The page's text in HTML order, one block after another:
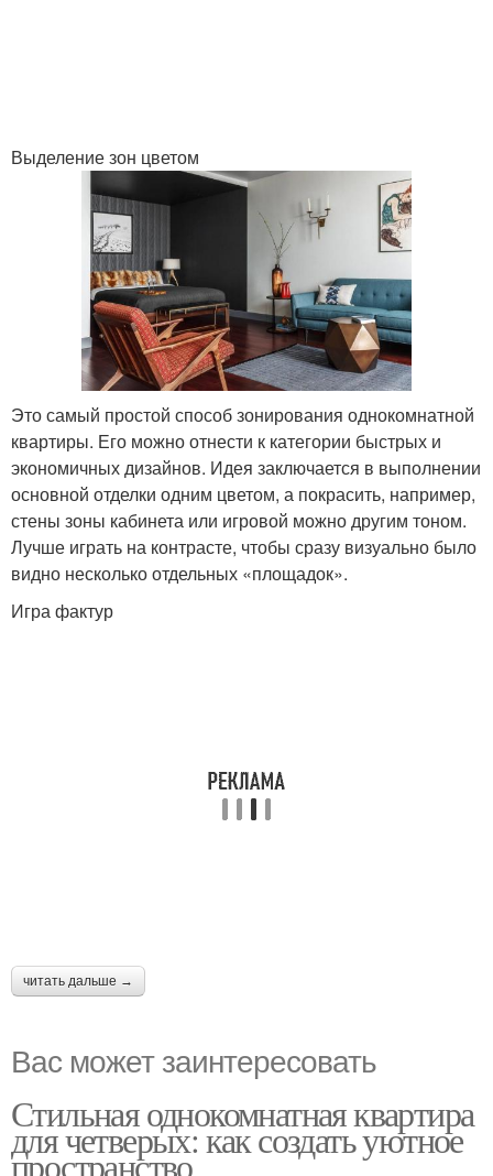
Выделение зон цветом
Это самый простой способ зонирования однокомнатной
квартиры. Его можно отнести к категории быстрых и
экономичных дизайнов. Идея заключается в выполнении
основной отделки одним цветом, а покрасить, например,
стены зоны кабинета или игровой можно другим тоном.
Лучше играть на контрасте, чтобы сразу визуально было
видно несколько отдельных «площадок».
Игра фактур
читать дальше →
Вас может заинтересовать
Стильная однокомнатная квартира
для четверых: как создать уютное
пространство